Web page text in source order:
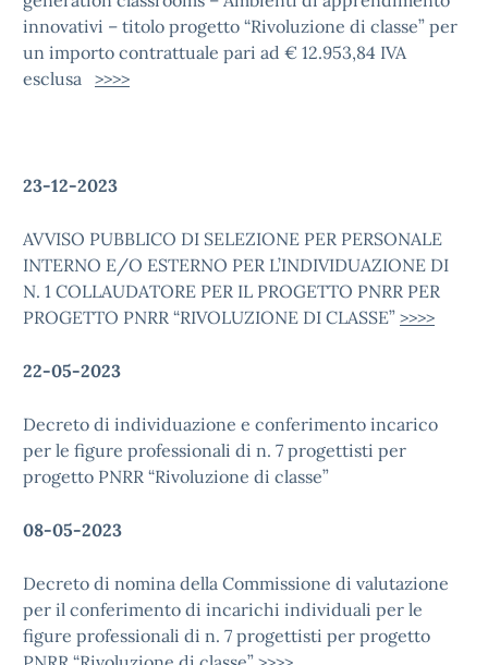
innovativi – titolo progetto “Rivoluzione di classe” per
un importo contrattuale pari ad € 12.953,84 IVA
esclusa >>>>
23-12-2023
AVVISO PUBBLICO DI SELEZIONE PER PERSONALE
INTERNO E/O ESTERNO PER L’INDIVIDUAZIONE DI
N. 1 COLLAUDATORE PER IL PROGETTO PNRR PER
PROGETTO PNRR “RIVOLUZIONE DI CLASSE” >>>>
22-05-2023
Decreto di individuazione e conferimento incarico
per le figure professionali di n. 7 progettisti per
progetto PNRR “Rivoluzione di classe”
08-05-2023
Decreto di nomina della Commissione di valutazione
per il conferimento di incarichi individuali per le
figure professionali di n. 7 progettisti per progetto